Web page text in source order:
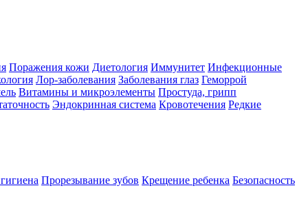
Поражения кожи Диетология Иммунитет Инфекционные
Лор-заболевания Заболевания глаз Геморрой
Витамины и микроэлементы Простуда, грипп
Эндокринная система Кровотечения Редкие
Прорезывание зубов Крещение ребенка Безопасность